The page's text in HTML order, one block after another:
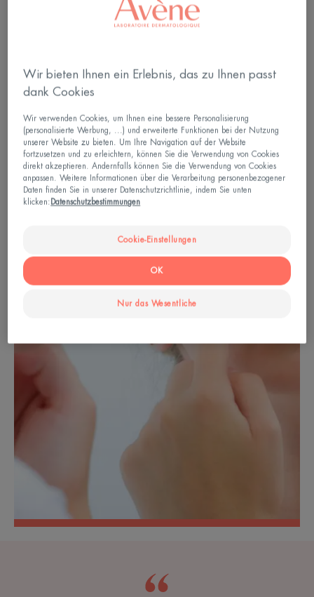
befinden sich in einer psychisch belastenden
sein. Wie auch immer. Es ist ein Teufelskreis: Je
Deswegen muss man auf diese verschiedenen
Einflussfaktoren einzuwirken, sofern man ein
gewisses Mass an Lebensqualität zurückgewinnen
möchte.
Wir bieten Ihnen ein Erlebnis, das zu Ihnen passt
dank Cookies
Wir verwenden Cookies, um Ihnen eine bessere Personalisierung
(personalisierte Werbung, ...) und erweiterte Funktionen bei der Nutzung
unserer Website zu bieten. Um Ihre Navigation auf der Website
fortzusetzen und zu erleichtern, können Sie die Verwendung von Cookies
direkt akzeptieren. Andernfalls können Sie die Verwendung von Cookies
anpassen. Weitere Informationen über die Verarbeitung personenbezogener
Daten finden Sie in unserer Datenschutzrichtlinie, indem Sie unten
klicken: Datenschutzbestimmungen
Cookie-Einstellungen
Nur das Wesentliche
OK